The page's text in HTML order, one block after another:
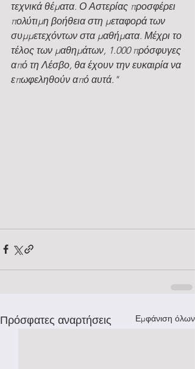
τεχνικά θέματα. Ο Αστερίας προσφέρει
πολύτιμη βοήθεια στη μεταφορά των
συμμετεχόντων στα μαθήματα. Μέχρι το
τέλος των μαθημάτων, 1.000 πρόσφυγες
από τη Λέσβο, θα έχουν την ευκαιρία να
επωφεληθούν από αυτά."
Πρόσφατες αναρτήσεις Εμφάνιση όλων